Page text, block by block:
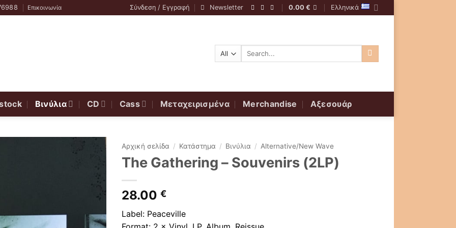
Επικοινωνία Σύνδεση / Εγγραφή Newsletter 0.00 € Ελληνικά
Αναζήτηση
Βινύλια CD Cass Μεταχειρισμένα Merchandise Αξεσουάρ
Αρχική σελίδα / Κατάστημα / Βινύλια / Alternative/New Wave
The Gathering – Souvenirs (2LP)
28.00 €
Label: Peaceville